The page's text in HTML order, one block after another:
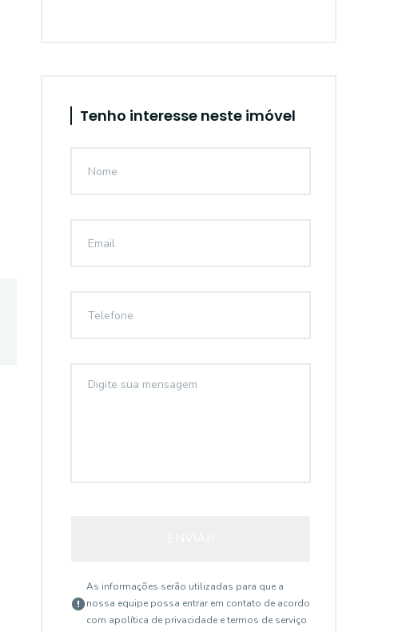
Tenho interesse neste imóvel
As informações serão utilizadas para que a
nossa equipe possa entrar em contato de acordo
com apolítica de privacidade e termos de serviço